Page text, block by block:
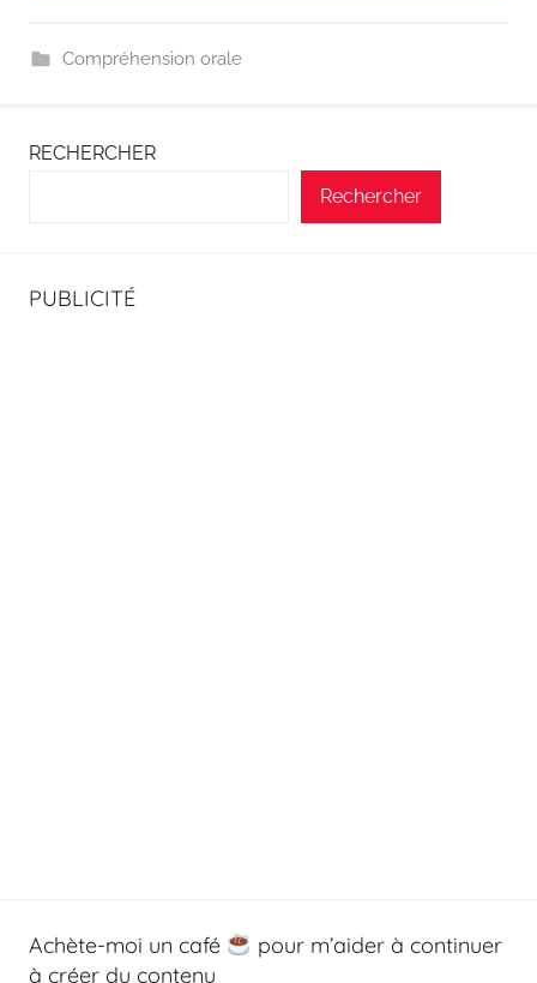
Compréhension orale
RECHERCHER
Rechercher
PUBLICITÉ
Achète-moi un café
pour m’aider à continuer
à créer du contenu